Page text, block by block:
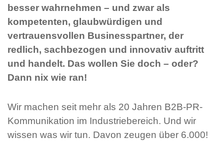
besser wahrnehmen – und zwar als
kompetenten, glaubwürdigen und
vertrauensvollen Businesspartner, der
redlich, sachbezogen und innovativ auftritt
und handelt. Das wollen Sie doch – oder?
Dann nix wie ran!
Wir machen seit mehr als 20 Jahren B2B-PR-
Kommunikation im Industriebereich. Und wir
wissen was wir tun. Davon zeugen über 6.000!